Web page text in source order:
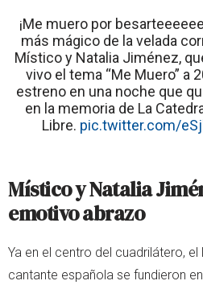
¡Me muero por
más mágico de la velada
Místico y Natalia Jiménez,
vivo el tema “Me Muero” a
estreno en una noche que
en la memoria de La
Libre. pic.twitter.com/
Místico y Natalia
emotivo abrazo
Ya en el centro del cuadrilátero,
cantante española se fundieron